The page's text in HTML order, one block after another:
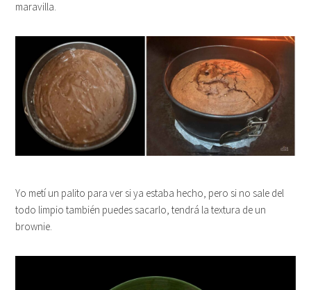
maravilla.
Yo metí un palito para ver si ya estaba hecho, pero si no sale del
todo limpio también puedes sacarlo, tendrá la textura de un
brownie.